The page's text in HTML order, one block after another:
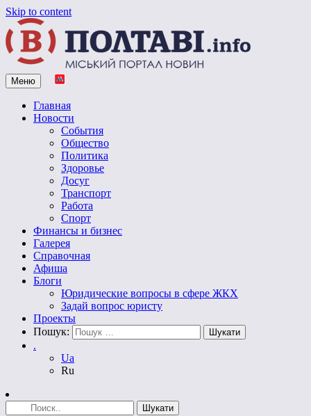
Skip to content
Vpoltave.info
Полтавский портал новостей
Меню
Главная
Новости
События
Общество
Политика
Здоровье
Досуг
Транспорт
Работа
Спорт
Финансы и бизнес
Галерея
Справочная
Афиша
Блоги
Юридические вопросы в сфере ЖКХ
Задай вопрос юристу
Проекты
Пошук:
.
Ua
Ru